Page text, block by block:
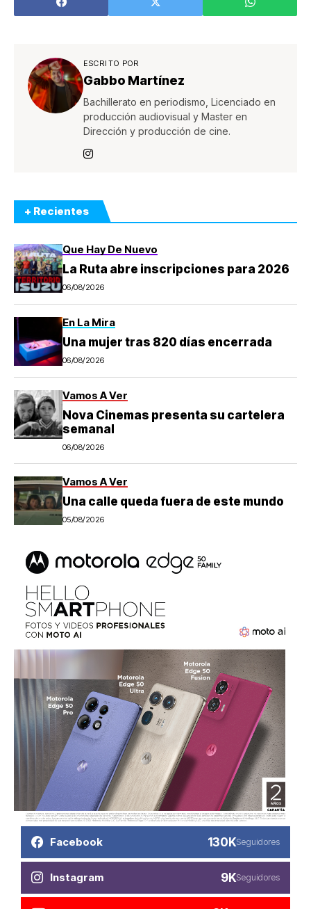
ESCRITO POR
Gabbo Martínez
Bachillerato en periodismo, Licenciado en
producción audiovisual y Master en
Dirección y producción de cine.
+ Recientes
Que Hay De Nuevo
La Ruta abre inscripciones para 2026
06/08/2026
En La Mira
Una mujer tras 820 días encerrada
06/08/2026
Vamos A Ver
Nova Cinemas presenta su cartelera
semanal
06/08/2026
Vamos A Ver
Una calle queda fuera de este mundo
05/08/2026
Facebook 130KSeguidores
Instagram 9KSeguidores